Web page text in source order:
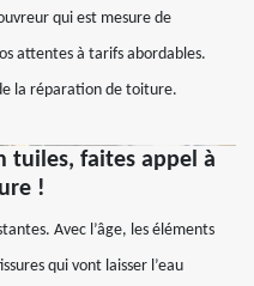
qui est mesure de
attentes à tarifs abordables.
la réparation de toiture.
tuiles, faites appel à
!
Avec l’âge, les éléments
qui vont laisser l’eau